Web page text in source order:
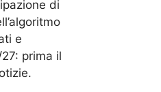
di
e
prima il